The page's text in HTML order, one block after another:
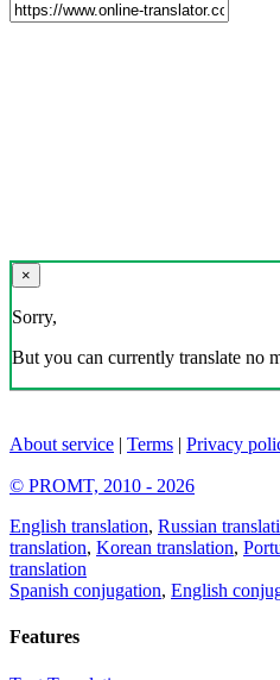
×
Sorry,
But you can currently translate no
About service | Terms | Privacy
© PROMT, 2010 - 2026
English translation, Russian
translation, Korean translation,
translation
Spanish conjugation, English
Features